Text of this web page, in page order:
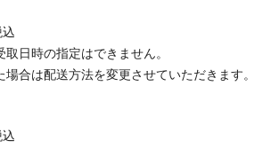
日時の指定はできません。
合は配送方法を変更させていただきます。